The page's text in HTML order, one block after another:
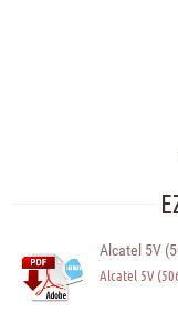
Alcatel 5V
Alcatel 5V